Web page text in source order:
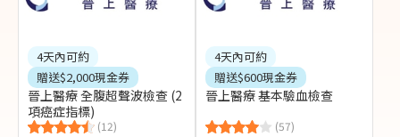
4天內可約
贈送$2,000現金券
晉上醫療 全腹超聲波檢查 (2
項癌症指標)
(12)
4天內可約
贈送$600現金券
晉上醫療 基本驗血檢查
(57)